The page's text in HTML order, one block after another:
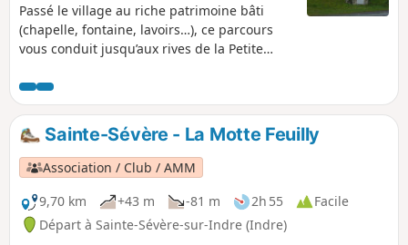
Passé le village au riche patrimoine bâti
(chapelle, fontaine, lavoirs…), ce parcours
vous conduit jusqu’aux rives de la Petite
sentier ombragé surplombé par des bois de
pente. De la falaise du Rocher des Fées, le
retour sur le plateau agricole permet de
découvrir vers le Sud un large panorama.
Sainte-Sévère - La Motte Feuilly
Association / Club / AMM
9,70 km
+43 m -81 m 2h 55
Facile
Départ à Sainte-Sévère-sur-Indre (Indre)